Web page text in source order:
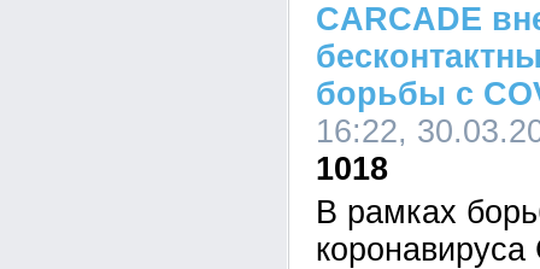
CARCADE
борьбы с
16:22,
1018
В рамках